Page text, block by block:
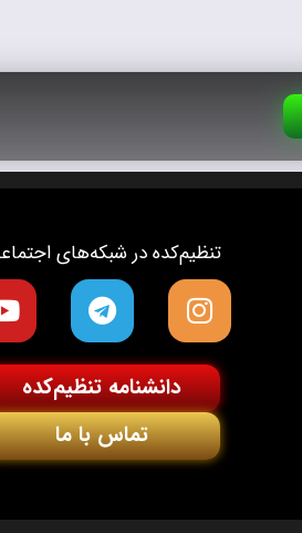
تنظیم‌کده در شبکه‌های
دانشنامه تنظیم‌کده
تماس با ما